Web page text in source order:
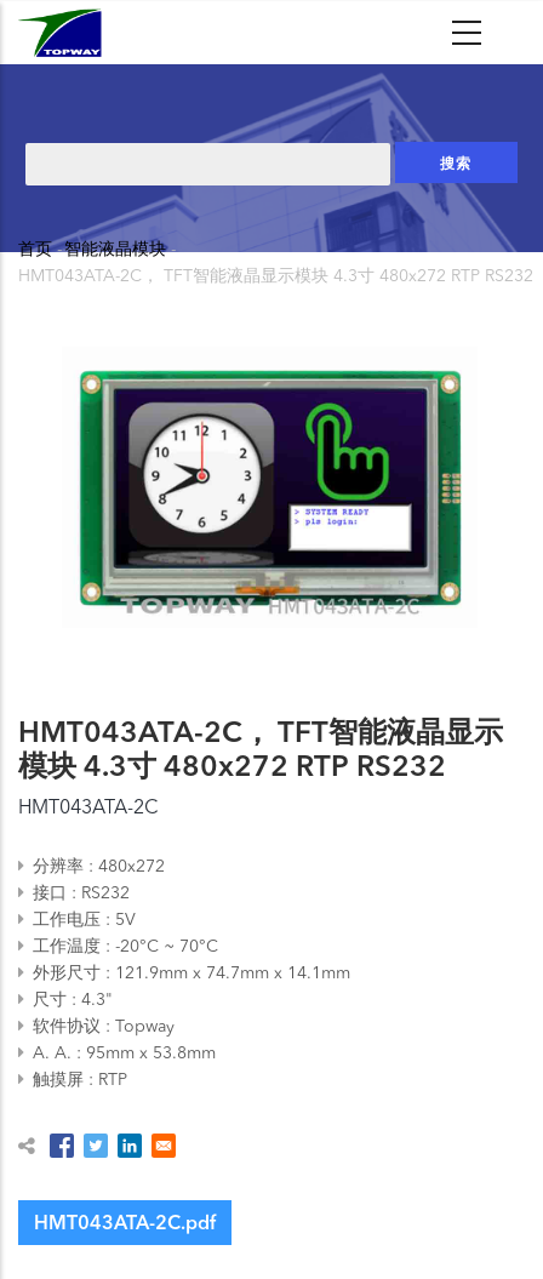
索
面
首页 -智能液晶模块 -
HMT043ATA-2C， TFT智能液晶显示模块 4.3寸 480x272 RTP RS232
HMT043ATA-2C， TFT智能液晶显示
模块 4.3寸 480x272 RTP RS232
HMT043ATA-2C
分辨率
480x272
接口
RS232
工作电压
5V
工作温度
-20°C ~ 70°C
外形尺寸
121.9mm x 74.7mm x 14.1mm
尺寸
4.3"
软件协议
Topway
A. A.
95mm x 53.8mm
触摸屏
RTP
HMT043ATA-2C.pdf